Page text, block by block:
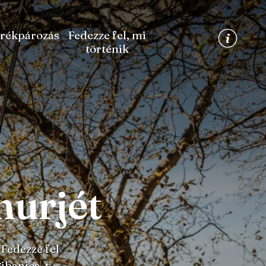
Fedezze fel, mi
történik
fel